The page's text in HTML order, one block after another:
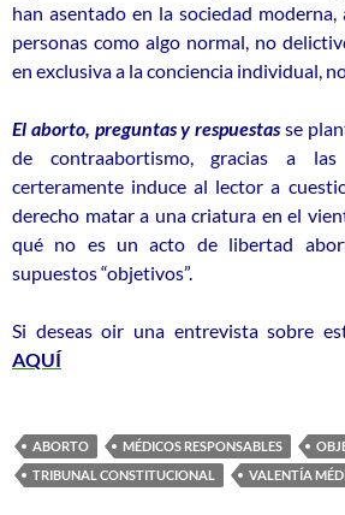
han asentado en la sociedad
personas como algo normal, no
en exclusiva a la conciencia individual,
El aborto, preguntas y respuestasse
de contraabortismo, gracias a
certeramente induce al lector a
derecho matar a una criatura en el
qué no es un acto de libertad
supuestos “objetivos”.
Si deseas oir una entrevista sobre
AQUÍ
ABORTO MÉDICOS RESPONSABLES
TRIBUNAL CONSTITUCIONAL
VALENTÍA